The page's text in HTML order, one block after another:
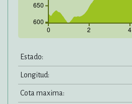
0 2 4
600
650
Estado:
Longitud:
Cota maxima: